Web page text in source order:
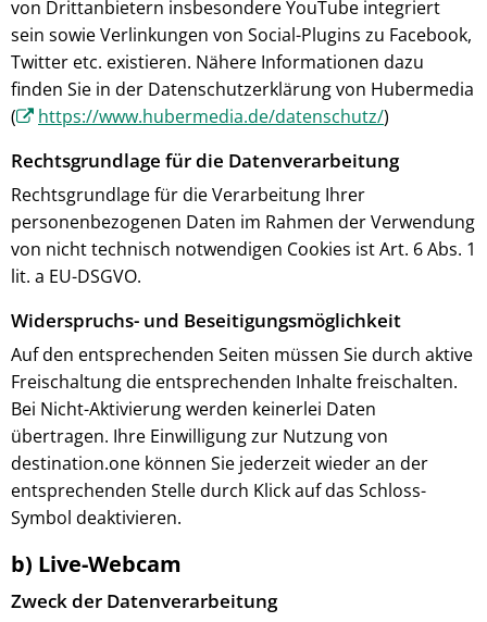
von Drittanbietern insbesondere YouTube integriert
sein sowie Verlinkungen von Social-Plugins zu Facebook,
Twitter etc. existieren. Nähere Informationen dazu
finden Sie in der Datenschutzerklärung von Hubermedia
(
https://www.hubermedia.de/datenschutz/)
Rechtsgrundlage für die Datenverarbeitung
Rechtsgrundlage für die Verarbeitung Ihrer
personenbezogenen Daten im Rahmen der Verwendung
von nicht technisch notwendigen Cookies ist Art. 6 Abs. 1
lit. a EU-DSGVO.
Widerspruchs- und Beseitigungsmöglichkeit
Auf den entsprechenden Seiten müssen Sie durch aktive
Freischaltung die entsprechenden Inhalte freischalten.
Bei Nicht-Aktivierung werden keinerlei Daten
übertragen. Ihre Einwilligung zur Nutzung von
destination.one können Sie jederzeit wieder an der
entsprechenden Stelle durch Klick auf das Schloss-
Symbol deaktivieren.
b) Live-Webcam
Zweck der Datenverarbeitung